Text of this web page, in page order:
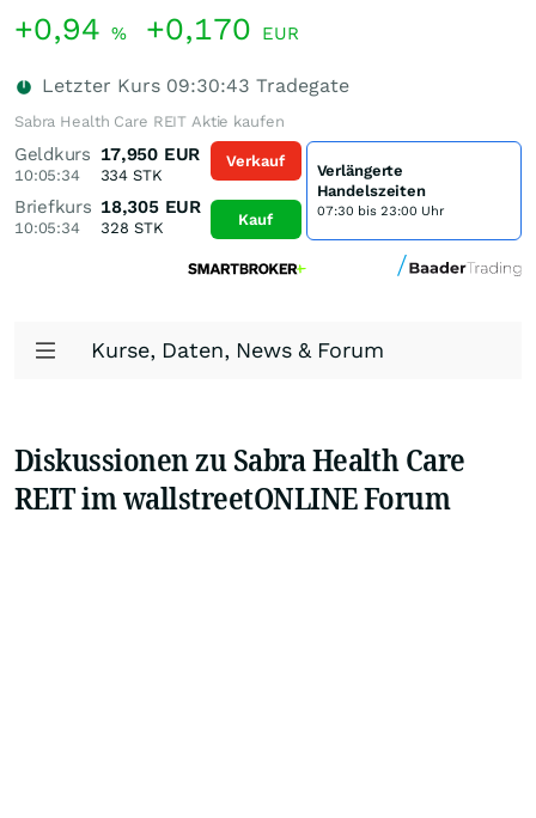
+0,94 % +0,170 EUR
Letzter Kurs 09:30:43 Tradegate
Sabra Health Care REIT Aktie kaufen
Geldkurs
10:05:34
17,950 EUR
334 STK
Briefkurs
10:05:34
18,305 EUR
328 STK
Verkauf
Kauf
Verlängerte
Handelszeiten
07:30 bis 23:00 Uhr
Kurse, Daten, News & Forum
Diskussionen zu Sabra Health Care
REIT im wallstreetONLINE Forum